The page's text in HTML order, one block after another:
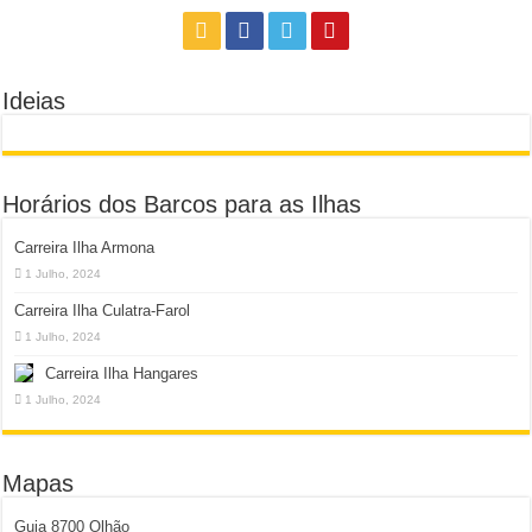
Ideias
Horários dos Barcos para as Ilhas
Carreira Ilha Armona
1 Julho, 2024
Carreira Ilha Culatra-Farol
1 Julho, 2024
Carreira Ilha Hangares
1 Julho, 2024
Mapas
Guia 8700 Olhão